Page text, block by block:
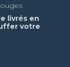
livrés en
votre